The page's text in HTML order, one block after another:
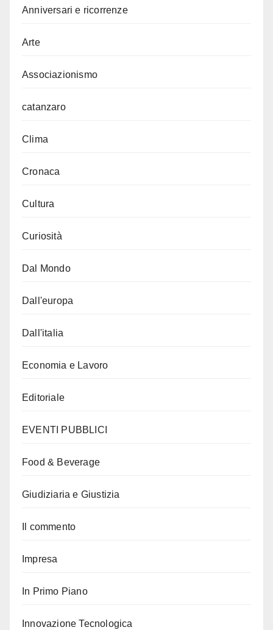
Anniversari e ricorrenze
Arte
Associazionismo
catanzaro
Clima
Cronaca
Cultura
Curiosità
Dal Mondo
Dall'europa
Dall'italia
Economia e Lavoro
Editoriale
EVENTI PUBBLICI
Food & Beverage
Giudiziaria e Giustizia
Il commento
Impresa
In Primo Piano
Innovazione Tecnologica